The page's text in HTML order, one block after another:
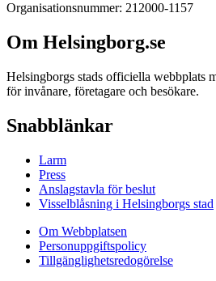
Organisationsnummer: 212000-1157
Om Helsingborg.se
Helsingborgs stads officiella webbplats
för invånare, företagare och besökare.
Snabblänkar
Larm
Press
Anslagstavla för beslut
Visselblåsning i Helsingborgs stad
Om Webbplatsen
Personuppgiftspolicy
Tillgänglighetsredogörelse